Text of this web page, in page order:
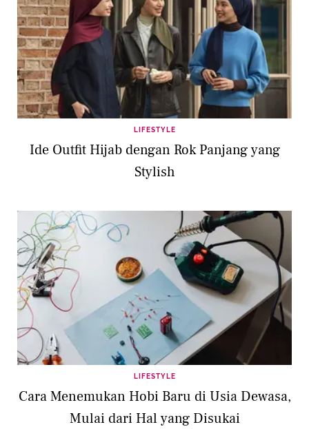
LIFESTYLE
Ide Outfit Hijab dengan Rok Panjang yang
Stylish
LIFESTYLE
Cara Menemukan Hobi Baru di Usia Dewasa,
Mulai dari Hal yang Disukai